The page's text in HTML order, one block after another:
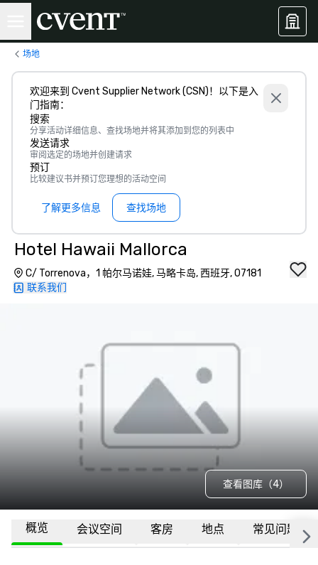
场地
欢迎来到 Cvent Supplier Network (CSN)！以下是入
门指南：
搜索
分享活动详细信息、查找场地并将其添加到您的列表中
发送请求
审阅选定的场地并创建请求
预订
比较建议书并预订您理想的活动空间
了解更多信息 查找场地
Hotel Hawaii Mallorca
C/ Torrenova，1 帕尔马诺娃, 马略卡岛, 西班牙, 07181
联系我们
查看图库（4）
概览 会议空间 客房 地点 常见问题